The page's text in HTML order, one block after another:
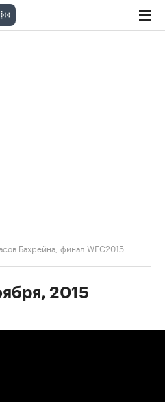
Бахрейна, финал WEC2015
2015